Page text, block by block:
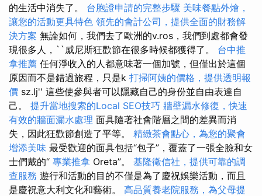
的生活中消失了。 台胞證申請的完整步驟 美味餐點外燴，
讓您的活動更具特色 領先的會計公司，提供全面的財務解
決方案 無論如何，我們去了歐洲的v.ros，我們到處都會發
現很多人，``威尼斯狂歡節在很多時候都獲得了。 台中推
拿推薦 任何淨收入的人都意味著一個加號，但僅出於這個
原因而不是錯過旅程，只是k 打掃阿姨的價格，提供透明報
價 sz.lj'' 這些使參與者可以隱藏自己的身份並自由表達自
己。 提升當地搜索的Local SEO技巧 牆壁漏水修復，快速
有效的牆面漏水處理 面具隨著社會階層之間的差異而消
失，因此狂歡節創造了平等。 精緻茶會點心，為您的聚會
增添美味 最受歡迎的面具包括“包子”，覆蓋了一張全臉和女
士們戴的“ 專業推拿 Oreta”。 基隆徵信社，提供可靠的調
查服務 遊行和活動的目的不僅是為了慶祝娛樂活動，而且
是慶祝意大利文化和藝術。 高品質養老院服務，為父母提